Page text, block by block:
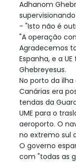
Adhanom
- "Isto não é
"A operação
Agradecemos
Espanha, e a
Ghebreyesus.
No porto da
Canárias era
tendas da
UME para o
aeroporto. O
no extremo sul
O governo
com "todas as